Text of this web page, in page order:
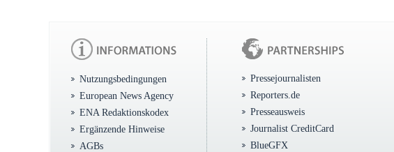
Nutzungsbedingungen
European News Agency
ENA Redaktionskodex
Ergänzende Hinweise
AGBs
Pressejournalisten
Reporters.de
Presseausweis
Journalist CreditCard
BlueGFX